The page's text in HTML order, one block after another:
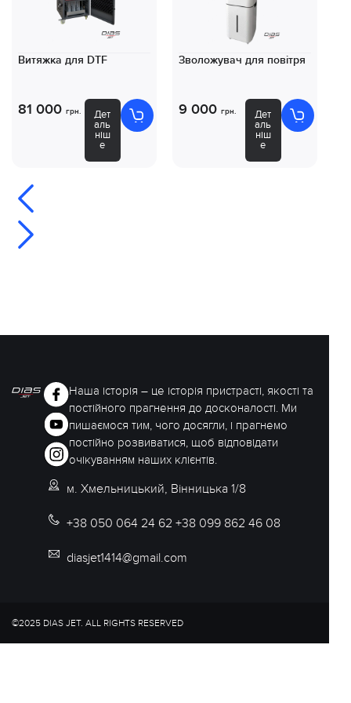
Витяжка для DTF
81 000 грн.
Дет
аль
ніш
е
Зволожувач для повітря
9 000 грн.
Дет
аль
ніш
е
Наша історія – це історія пристрасті, якості та
постійного прагнення до досконалості. Ми
пишаємося тим, чого досягли, і прагнемо
постійно розвиватися, щоб відповідати
очікуванням наших клієнтів.
м. Хмельницький, Вінницька 1/8
+38 050 064 24 62 +38 099 862 46 08
diasjet1414@gmail.com
©2025 DIAS JET. ALL RIGHTS RESERVED